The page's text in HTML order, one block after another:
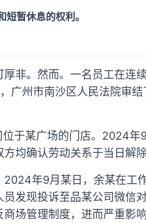
暂休息的权利。
非。然而。一名员工在连
广州市南沙区人民法院审
于某广场的门店。2024年
均确认劳动关系于当日解除
年9月某日，余某在工
发现投诉至品某公司微信
场管理制度，进而严重影